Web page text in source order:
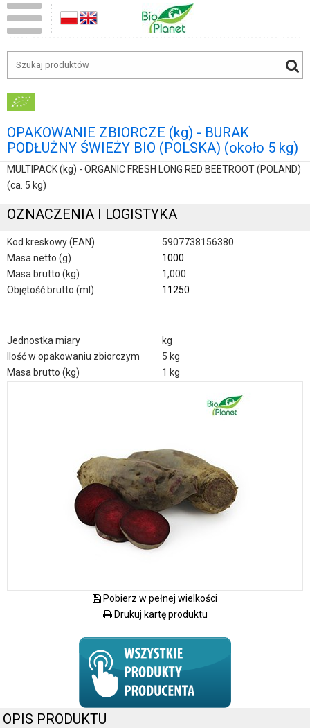
OPAKOWANIE ZBIORCZE (kg) - BURAK
PODŁUŻNY ŚWIEŻY BIO (POLSKA) (około 5 kg)
MULTIPACK (kg) - ORGANIC FRESH LONG RED BEETROOT (POLAND)
(ca. 5 kg)
OZNACZENIA I LOGISTYKA
Kod kreskowy (EAN)
5907738156380
Masa netto (g)
1000
Masa brutto (kg)
1,000
Objętość brutto (ml)
11250
Jednostka miary
kg
Ilość w opakowaniu zbiorczym
5 kg
Masa brutto (kg)
1 kg
Pobierz w pełnej wielkości
Drukuj kartę produktu
OPIS PRODUKTU